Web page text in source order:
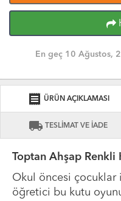
En geç 10 Ağustos,
receipt ÜRÜN AÇIKLAMASI
local_shipping TESLİMAT VE İADE
Toptan Ahşap Renkli
Okul öncesi
öğretici bu kutu